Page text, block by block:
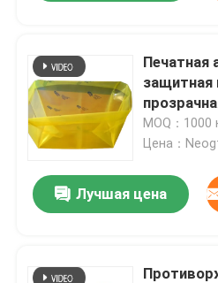
Печатная
защитная
рулонка
MOQ：1000
Цена：
Лучшая цена